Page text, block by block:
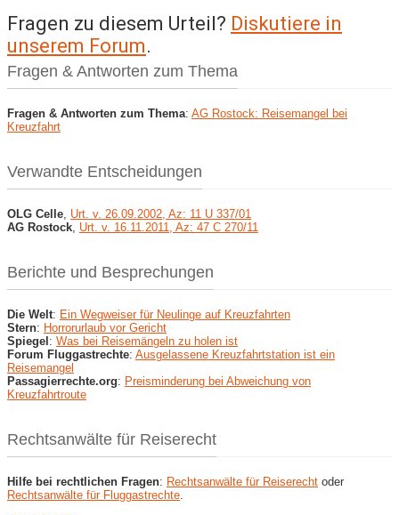
Fragen zu diesem Urteil? Diskutiere in
unserem Forum.
Fragen & Antworten zum Thema
Fragen & Antworten zum Thema: AG Rostock: Reisemangel bei
Kreuzfahrt
Verwandte Entscheidungen
OLG Celle Urt. v. 26.09.2002, Az: 11 U 337/01
AG Rostock Urt. v. 16.11.2011, Az: 47 C 270/11
Berichte und Besprechungen
Die Welt: Ein Wegweiser für Neulinge auf Kreuzfahrten
Stern: Horrorurlaub vor Gericht
Spiegel: Was bei Reisemängeln zu holen ist
Forum Fluggastrechte: Ausgelassene Kreuzfahrtstation ist ein
Reisemangel
Passagierrechte.org: Preisminderung bei Abweichung von
Kreuzfahrtroute
Rechtsanwälte für Reiserecht
Hilfe bei rechtlichen Fragen: Rechtsanwälte für Reiserecht oder
Rechtsanwälte für Fluggastrechte